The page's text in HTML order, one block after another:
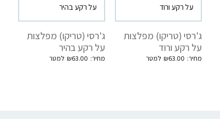
ג'רסי (טריקו) מפלצות
על רקע ורוד
₪63.00
ג'רסי (טריקו) מפלצות
על רקע בהיר
₪63.00